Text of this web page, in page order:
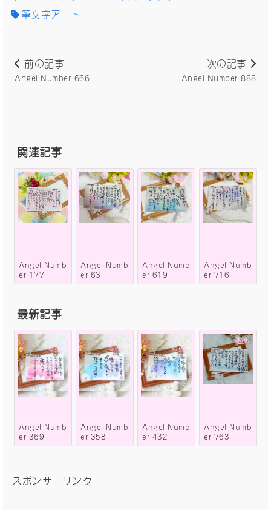
筆文字アート
前の記事
Angel Number 666
次の記事
Angel Number 888
関連記事
Angel Numb
er 177
Angel Numb
er 63
Angel Numb
er 619
Angel Numb
er 716
最新記事
Angel Numb
er 369
Angel Numb
er 358
Angel Numb
er 432
Angel Numb
er 763
スポンサーリンク